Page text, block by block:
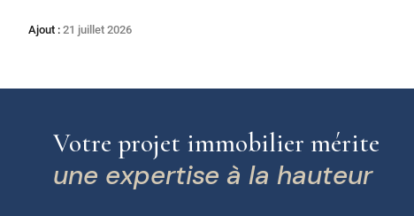
Ajout : 21 juillet 2026
Votre projet immobilier mérite
une expertise à la hauteur